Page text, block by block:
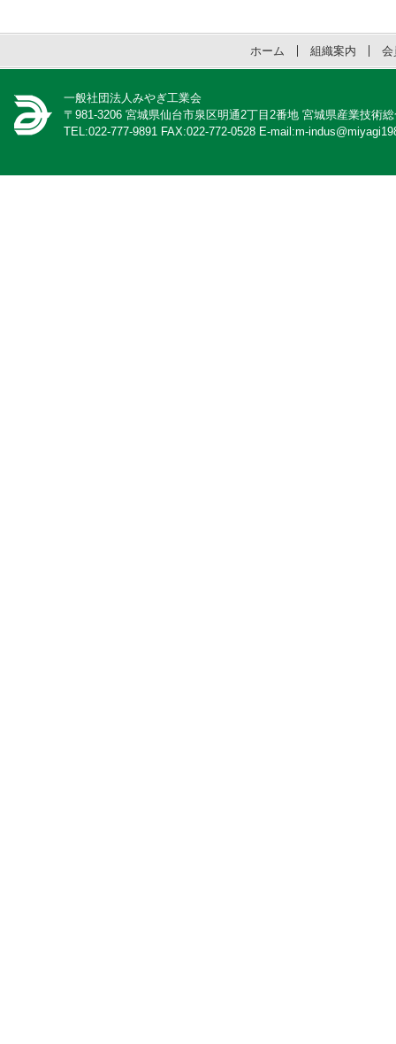
ホーム 組織案内 会
一般社団法人みやぎ工業会
〒981-3206 宮城県仙台市泉区明通2丁目2番地 宮城県産業技術
TEL:022-777-9891 FAX:022-772-0528 E-mail:m-